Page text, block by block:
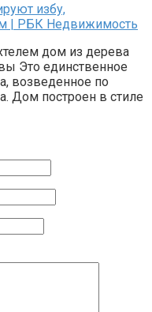
избу,
| РБК Недвижимость
дом из дерева
Это единственное
возведенное по
Дом построен в стиле